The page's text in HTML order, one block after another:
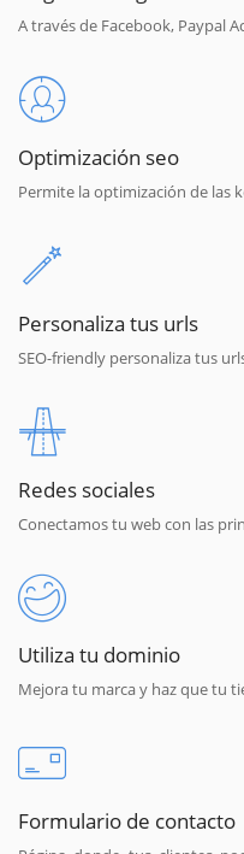
A través de Facebook, Paypal
Optimización seo
Permite la optimización de las
Personaliza tus urls
SEO-friendly personaliza tus
Redes sociales
Conectamos tu web con las
Utiliza tu dominio
Mejora tu marca y haz que tu
Formulario de contacto